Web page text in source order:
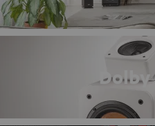
Dolby